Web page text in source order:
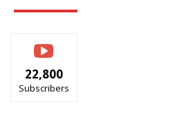
22,800
Subscribers